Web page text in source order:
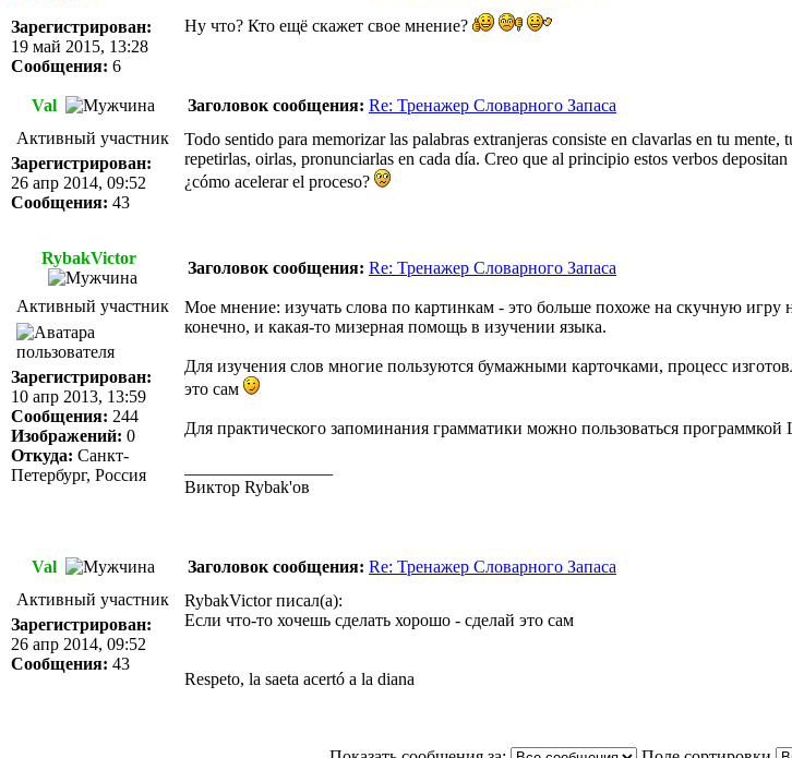
Зарегистрирован:
19 май 2015, 13:28
Сообщения: 6
Ну что? Кто ещё скажет свое мнение?
Val Заголовок сообщения: Re: Тренажер Словарного Запаса
Активный участник
Зарегистрирован:
26 апр 2014, 09:52
Сообщения: 43
Todo sentido para memorizar las palabras extranjeras consiste en clavarlas en tu
repetirlas, oirlas, pronunciarlas en cada día. Creo que al principio estos verbos
¿cómo acelerar el proceso?
RybakVictor
Заголовок сообщения: Re: Тренажер Словарного Запаса
Активный участник
Зарегистрирован:
10 апр 2013, 13:59
Сообщения: 244
Изображений: 0
Откуда: Санкт-
Петербург, Россия
Мое мнение: изучать слова по картинкам - это больше похоже на скучную игру
конечно, и какая-то мизерная помощь в изучении языка.
Для изучения слов многие пользуются бумажными карточками, процесс
это сам
Для практического запоминания грамматики можно пользоваться
Виктор Rybak'ов
Val Заголовок сообщения: Re: Тренажер Словарного Запаса
Активный участник
Зарегистрирован:
26 апр 2014, 09:52
Сообщения: 43
RybakVictor писал(а):
Если что-то хочешь сделать хорошо - сделай это сам
Respeto, la saeta acertó a la diana